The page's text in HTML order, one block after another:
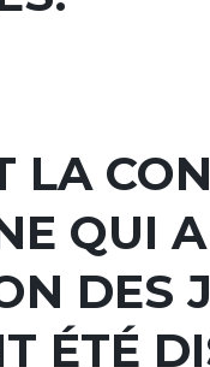
LA
QUI
DES
ÉTÉ